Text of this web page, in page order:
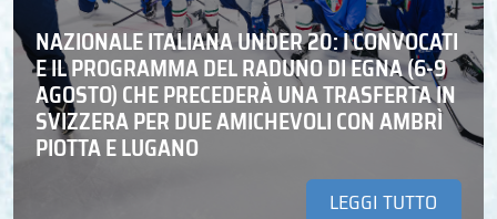
NAZIONALE ITALIANA UNDER 20: I CONVOCATI
E IL PROGRAMMA DEL RADUNO DI EGNA (6-9
AGOSTO) CHE PRECEDERÀ UNA TRASFERTA IN
SVIZZERA PER DUE AMICHEVOLI CON AMBRÌ
PIOTTA E LUGANO
LEGGI TUTTO